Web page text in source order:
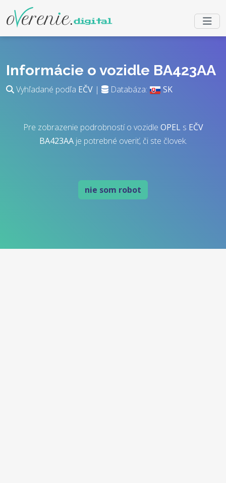
Informácie o vozidle BA423AA
Vyhľadané podľa EČV | Databáza: SK
Pre zobrazenie podrobností o vozidle OPELs EČV
BA423AAje potrebné overiť, či ste človek.
nie som robot